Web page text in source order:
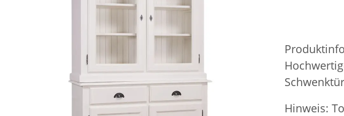
Hinweis: